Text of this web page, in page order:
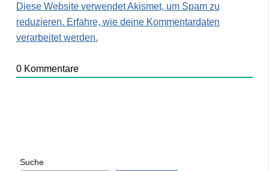
Diese Website verwendet Akismet, um Spam zu
reduzieren. Erfahre, wie deine Kommentardaten
verarbeitet werden.
0Kommentare
Suche